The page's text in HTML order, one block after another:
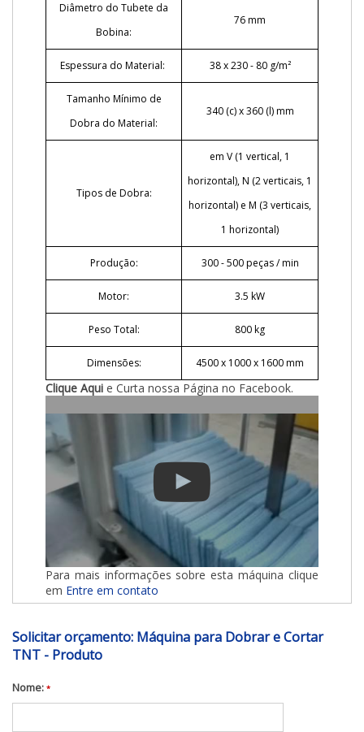
Diâmetro do Tubete da
Bobina:
76 mm
Espessura do Material: 38 x 230 - 80 g/m²
Tamanho Mínimo de
Dobra do Material:
340 (c) x 360 (l) mm
Tipos de Dobra:
em V (1 vertical, 1
horizontal), N (2 verticais, 1
horizontal) e M (3 verticais,
1 horizontal)
Produção: 300 - 500 peças / min
Motor: 3.5 kW
Peso Total: 800 kg
Dimensões: 4500 x 1000 x 1600 mm
Clique Aqui e Curta nossa Página no Facebook.
Para mais informações sobre esta máquina clique
em Entre em contato
Solicitar orçamento: Máquina para Dobrar e Cortar
TNT - Produto
Nome: *